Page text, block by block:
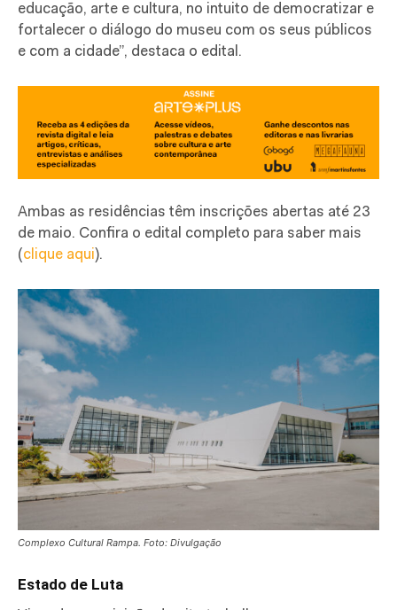
educação, arte e cultura, no intuito de democratizar e
fortalecer o diálogo do museu com os seus públicos
e com a cidade”, destaca o edital.
Ambas as residências têm inscrições abertas até 23
de maio. Confira o edital completo para saber mais
(clique aqui).
Complexo Cultural Rampa. Foto: Divulgação
Estado de Luta